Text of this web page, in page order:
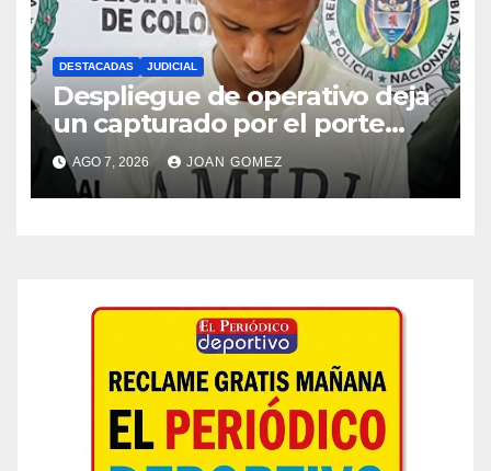
DESTACADAS JUDICIAL
Despliegue de operativo deja
un capturado por el porte
ilegal de armas en Pasto
AGO 7, 2026 JOAN GOMEZ